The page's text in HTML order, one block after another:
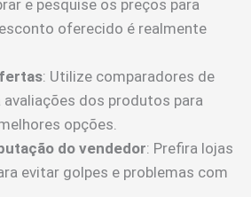
e pesquise os preços para
oferecido é realmente
: Utilize comparadores de
avaliações dos produtos para
opções.
do vendedor: Prefira lojas
evitar golpes e problemas com